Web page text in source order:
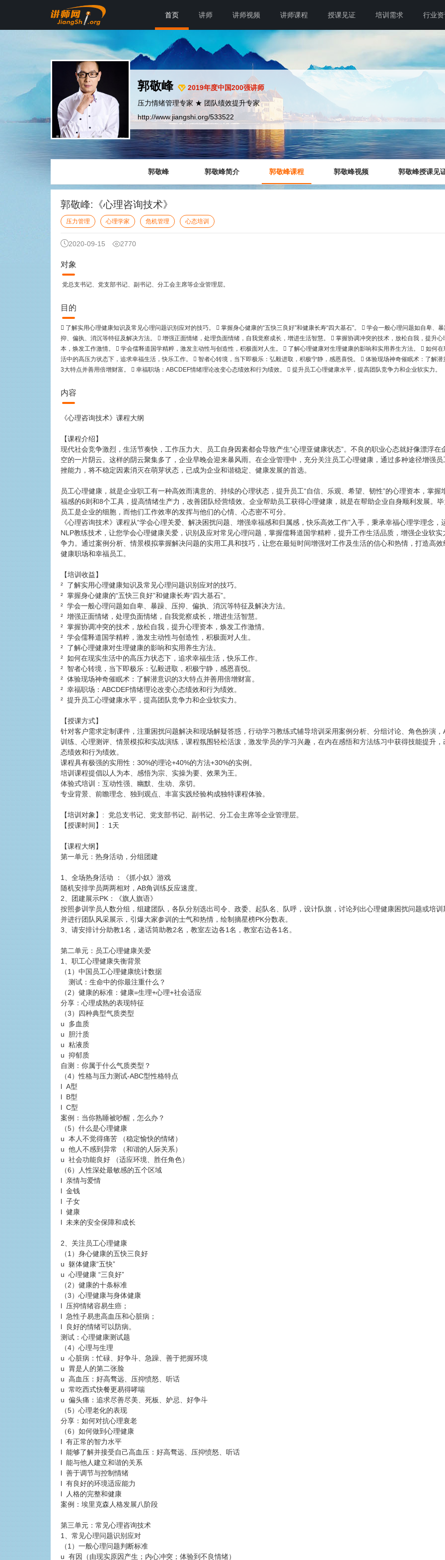
首页 讲师 讲师视频 讲师课程 授课见证 培训需求 行业
郭敬峰
2019年度中国200强讲师
压力情绪管理专家 ★ 团队绩效提升专家
http://www.jiangshi.org/533522
郭敬峰 郭敬峰简介 郭敬峰课程 郭敬峰视频 郭敬峰授课见
郭敬峰:《心理咨询技术》
压力管理 心理学家 危机管理 心态培训
2020-09-15 2770
对象
党总支书记、党支部书记、副书记、分工会主席等企业管理层。
目的
 了解实用心理健康知识及常见心理问题识别应对的技巧。  掌握身心健康的“五快三良好”和健康长寿“四大基石”。  学会一般心理问题如自卑、
抑、偏执、消沉等特征及解决方法。  增强正面情绪，处理负面情绪，自我觉察成长，增进生活智慧。  掌握协调冲突的技术，放松自我，提升心
本，焕发工作激情。  学会儒释道国学精粹，激发主动性与创造性，积极面对人生。  了解心理健康对生理健康的影响和实用养生方法。  如何在
活中的高压力状态下，追求幸福生活，快乐工作。  智者心转境，当下即极乐：弘毅进取，积极宁静，感恩喜悦。  体验现场神奇催眠术：了解潜
3大特点并善用倍增财富。  幸福职场：ABCDEF情绪理论改变心态绩效和行为绩效。  提升员工心理健康水平，提高团队竞争力和企业软实力。
内容
《心理咨询技术》课程大纲
【课程介绍】
现代社会竞争激烈，生活节奏快，工作压力大、员工自身因素都会导致产生“心理亚健康状态”。不良的职业心态就好像漂浮在
空的一片阴云。这样的阴云聚集多了，企业早晚会迎来暴风雨。在企业管理中，充分关注员工心理健康，通过多种途径增强员
挫能力，将不稳定因素消灭在萌芽状态，已成为企业和谐稳定、健康发展的首选。
员工心理健康，就是企业职工有一种高效而满意的、持续的心理状态，提升员工“自信、乐观、希望、韧性”的心理资本，掌握
福感的6则和8个工具，提高情绪生产力，改善团队经营绩效。企业帮助员工获得心理健康，就是在帮助企业自身顺利发展。
员工是企业的细胞，而他们工作效率的发挥与他们的心情、心态密不可分。
《心理咨询技术》课程从“学会心理关爱、解决困扰问题、增强幸福感和归属感，快乐高效工作”入手，秉承幸福心理学理念，
NLP教练技术，让您学会心理健康关爱，识别及应对常见心理问题，掌握儒释道国学精粹，提升工作生活品质，增强企业软实
争力。通过案例分析、情景模拟掌握解决问题的实用工具和技巧，让您在最短时间增强对工作及生活的信心和热情，打造高效
健康职场和幸福员工。
【培训收益】
² 了解实用心理健康知识及常见心理问题识别应对的技巧。
² 掌握身心健康的“五快三良好”和健康长寿“四大基石”。
² 学会一般心理问题如自卑、暴躁、压抑、偏执、消沉等特征及解决方法。
² 增强正面情绪，处理负面情绪，自我觉察成长，增进生活智慧。
² 掌握协调冲突的技术，放松自我，提升心理资本，焕发工作激情。
² 学会儒释道国学精粹，激发主动性与创造性，积极面对人生。
² 了解心理健康对生理健康的影响和实用养生方法。
² 如何在现实生活中的高压力状态下，追求幸福生活，快乐工作。
² 智者心转境，当下即极乐：弘毅进取，积极宁静，感恩喜悦。
² 体验现场神奇催眠术：了解潜意识的3大特点并善用倍增财富。
² 幸福职场：ABCDEF情绪理论改变心态绩效和行为绩效。
² 提升员工心理健康水平，提高团队竞争力和企业软实力。
【授课方式】
针对客户需求定制课件，注重困扰问题解决和现场解疑答惑，行动学习教练式辅导培训采用案例分析、分组讨论、角色扮演，
训练、心理测评、情景模拟和实战演练，课程氛围轻松活泼，激发学员的学习兴趣，在内在感悟和方法练习中获得技能提升，
态绩效和行为绩效。
课程具有极强的实用性：30%的理论+40%的方法+30%的实例。
培训课程提倡以人为本、感悟为宗、实操为要、效果为王。
体验式培训：互动性强、幽默、生动、亲切。
专业背景、前瞻理念、独到观点、丰富实践经验构成独特课程体验。
【培训对象】: 党总支书记、党支部书记、副书记、分工会主席等企业管理层。
【授课时间】: 1天
【课程大纲】
第一单元：热身活动，分组团建
1、全场热身活动 ：《抓小奴》游戏
随机安排学员两两相对，AB角训练反应速度。
2、团建展示PK：《旗人旗语》
按照参训学员人数分组，组建团队，各队分别选出司令、政委、起队名、队呼，设计队旗，讨论列出心理健康困扰问题或培训
并进行团队风采展示，引爆大家参训的士气和热情，绘制摘星榜PK分数表。
3、请安排计分助教1名，递话筒助教2名，教室左边各1名，教室右边各1名。
第二单元：员工心理健康关爱
1、职工心理健康失衡背景
（1）中国员工心理健康统计数据
测试：生命中的你最注重什么？
（2）健康的标准：健康=生理+心理+社会适应
分享：心理成熟的表现特征
（3）四种典型气质类型
u 多血质
u 胆汁质
u 粘液质
u 抑郁质
自测：你属于什么气质类型？
（4）性格与压力测试-ABC型性格特点
l A型
l B型
l C型
案例：当你熟睡被吵醒，怎么办？
（5）什么是心理健康
u 本人不觉得痛苦 （稳定愉快的情绪）
u 他人不感到异常 （和谐的人际关系）
u 社会功能良好 （适应环境、胜任角色）
（6）人性深处最敏感的五个区域
l 亲情与爱情
l 金钱
l 子女
l 健康
l 未来的安全保障和成长
2、关注员工心理健康
（1）身心健康的五快三良好
u 躯体健康“五快”
u 心理健康 “三良好”
（2）健康的十条标准
（3）心理健康与身体健康
l 压抑情绪容易生癌；
l 急性子易患高血压和心脏病；
l 良好的情绪可以防病。
测试：心理健康测试题
（4）心理与生理
u 心脏病：忙碌、好争斗、急躁、善于把握环境
u 胃是人的第二张脸
u 高血压：好高骛远、压抑愤怒、听话
u 常吃西式快餐更易得哮喘
u 偏头痛：追求尽善尽美、死板、妒忌、好争斗
（5）心理老化的表现
分享：如何对抗心理衰老
（6）如何做到心理健康
l 有正常的智力水平
l 能够了解并接受自己高血压：好高骛远、压抑愤怒、听话
l 能与他人建立和谐的关系
l 善于调节与控制情绪
l 有良好的环境适应能力
l 人格的完整和健康
案例：埃里克森人格发展八阶段
第三单元：常见心理咨询技术
1、常见心理问题识别应对
（1）一般心理问题判断标准
u 有因（由现实原因产生；内心冲突；体验到不良情绪）